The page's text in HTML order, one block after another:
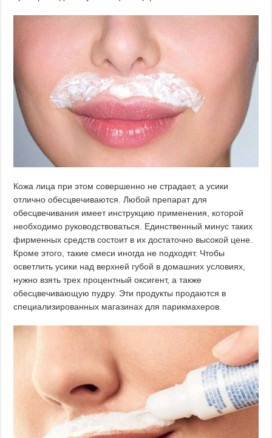
Кожа лица при этом совершенно не страдает, а усики
отлично обесцвечиваются. Любой препарат для
обесцвечивания имеет инструкцию применения, которой
необходимо руководствоваться. Единственный минус таких
фирменных средств состоит в их достаточно высокой цене.
Кроме этого, такие смеси иногда не подходят. Чтобы
осветлить усики над верхней губой в домашних условиях,
нужно взять трех процентный оксигент, а также
обесцвечивающую пудру. Эти продукты продаются в
специализированных магазинах для парикмахеров.